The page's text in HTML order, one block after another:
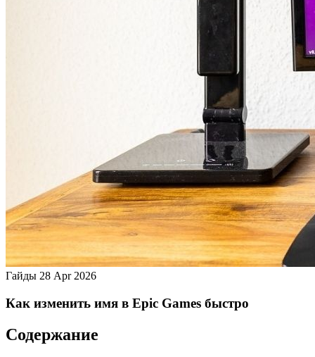
Гайды 28 Apr 2026
Как изменить имя в Epic Games быстро
Содержание